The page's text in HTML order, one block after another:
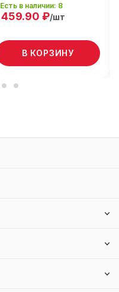
Есть в наличии: 8
459.90 ₽/шт
В КОРЗИНУ